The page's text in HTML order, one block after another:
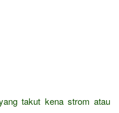
takut kena strom atau